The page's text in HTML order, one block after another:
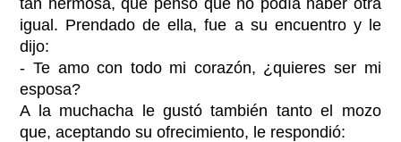
igual. Prendado de ella, fue a su encuentro y le
dijo:
- Te amo con todo mi corazón, ¿quieres ser mi
esposa?
A la muchacha le gustó también tanto el mozo
que, aceptando su ofrecimiento, le respondió: